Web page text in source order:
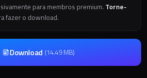
para membros premium. Torne-
fazer o download.
Download (14.49 MB)